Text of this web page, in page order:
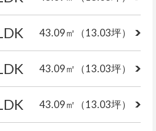
43.09㎡ （13.03坪）
43.09㎡ （13.03坪）
43.09㎡ （13.03坪）